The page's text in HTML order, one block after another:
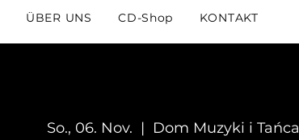
ÜBER UNS CD-Shop KONTAKT
So., 06. Nov.
  |
Dom Muzyki i Tańca